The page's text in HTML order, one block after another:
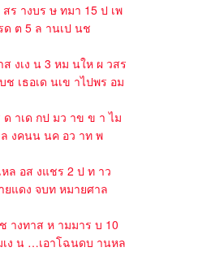
สร างบร ษ ทมา 15 ป เพ
ด ต 5 ล านเป นช
งเง น 3 หม นให ผ วสร
เธอเด นเข าไปพร อม
าเด กป มว าข ข า ไม
ล งคนน นค อว าท พ
ล อส งแชร 2 ป ท าว
ยแดง จบท หมายศาล
างทาส ห ามมาร บ 10
ง น …เอาโฉนดบ านหล